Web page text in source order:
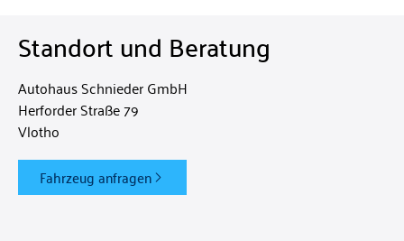
Standort und Beratung
Autohaus Schnieder GmbH
Herforder Straße 79
Vlotho
Fahrzeug anfragen